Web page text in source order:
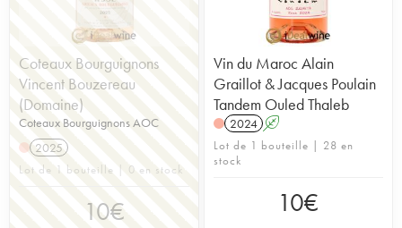
Coteaux Bourguignons
Vincent Bouzereau
(Domaine)
Coteaux Bourguignons AOC
2025
Lot de 1 bouteille | 0 en stock
10€
Vin du Maroc Alain
Graillot & Jacques Poulain
Tandem Ouled Thaleb
2024 A
Lot de 1 bouteille | 28 en
stock
10€